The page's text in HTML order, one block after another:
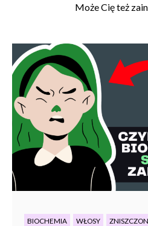
Może Cię też
BIOCHEMIA WŁOSY